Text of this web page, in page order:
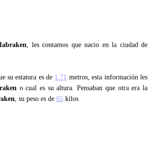
, les contamos que nacio en la ciudad de
su estatura es de 1.71 metros, esta información les
o cual es su altura. Pensaban que otra era la
, su peso es de 65 kilos